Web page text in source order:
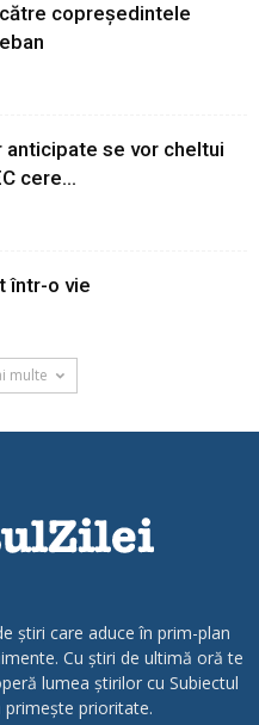
copreședintele
se vor cheltui
cere...
într-o vie
multe
știri care aduce în prim-plan
Cu știri de ultimă oră te
lumea știrilor cu Subiectul
prioritate.